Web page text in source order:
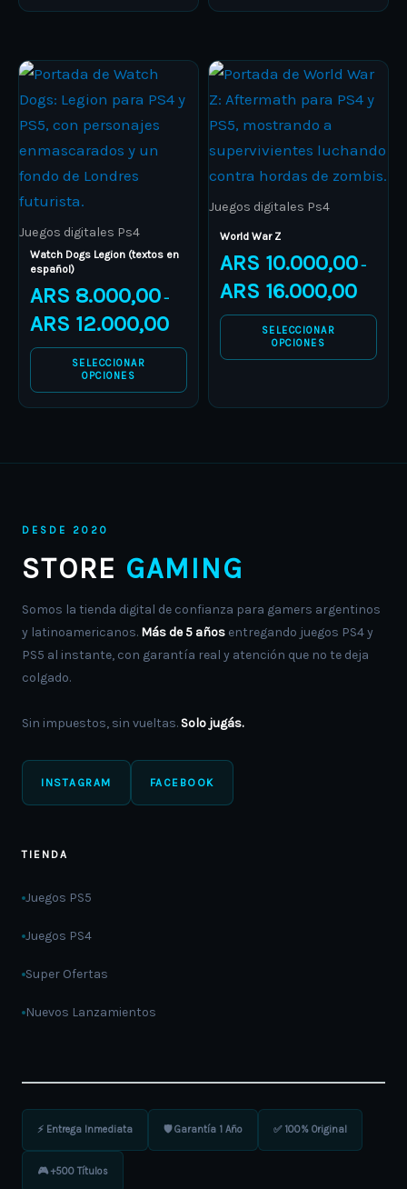
product
product
Juegos digitales Ps4
Watch Dogs Legion (textos en
español)
ARS 8.000,00 –
ARS 12.000,00
ARS 8.000,00
through
ARS 12.000,00
SELECCIONAR
OPCIONES
This
product
has
multiple
variants.
The
options
may
be
chosen
on
the
page
Juegos digitales Ps4
World War Z
ARS 10.000,00 –
ARS 16.000,00
range:
ARS
through
SELECCIONAR
OPCIONES
This
product
has
multiple
variants.
The
be
chosen
on
the
page
DESDE 2020
STORE GAMING
Somos la tienda digital de confianza para gamers argentinos
y latinoamericanos. Más de 5 años entregando juegos PS4 y
PS5 al instante, con garantía real y atención que no te deja
colgado.
Sin impuestos, sin vueltas. Solo jugás.
INSTAGRAM FACEBOOK
TIENDA
Juegos PS5
Juegos PS4
Super Ofertas
Nuevos Lanzamientos
⚡ Entrega Inmediata 🛡️ Garantía 1 Año ✅ 100% Original
🎮 +500 Títulos